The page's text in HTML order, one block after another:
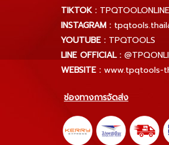
TIKTOK :
INSTAGRAM :
YOUTUBE : TPQTOOLS
LINE OFFICIAL :
WEBSITE : www.tpqtools-
ช่องทางการจัดส่ง